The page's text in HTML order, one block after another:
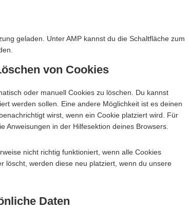
geladen. Unter AMP kannst du die Schaltfläche zum
von Cookies
oder manuell Cookies zu löschen. Du kannst
werden sollen. Eine andere Möglichkeit ist es deinen
wirst, wenn ein Cookie platziert wird. Für
in der Hilfesektion deines Browsers.
nicht richtig funktioniert, wenn alle Cookies
löscht, werden diese neu platziert, wenn du unsere
Daten